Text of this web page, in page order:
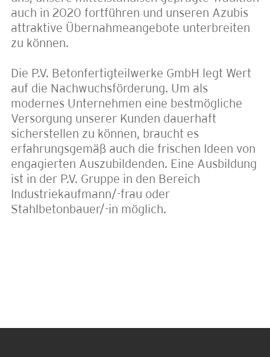
auch in 2020 fortführen und unseren Azubis
attraktive Übernahmeangebote unterbreiten
zu können.
Die P.V. Betonfertigteilwerke GmbH legt Wert
auf die Nachwuchsförderung. Um als
modernes Unternehmen eine bestmögliche
Versorgung unserer Kunden dauerhaft
sicherstellen zu können, braucht es
erfahrungsgemäß auch die frischen Ideen von
engagierten Auszubildenden. Eine Ausbildung
ist in der P.V. Gruppe in den Bereich
Industriekaufmann/-frau oder
Stahlbetonbauer/-in möglich.